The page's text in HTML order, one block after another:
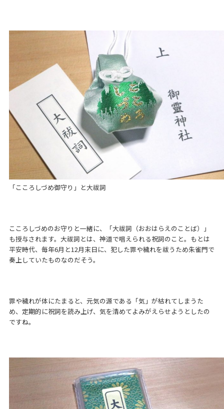
「こころしづめ御守り」と大祓詞
こころしづめのお守りと一緒に、「大祓詞（おおはらえのことば）」
も授与されます。大祓詞とは、神道で唱えられる祝詞のこと。もとは
平安時代、毎年6月と12月末日に、犯した罪や穢れを祓うため朱雀門で
奏上していたものなのだそう。
罪や穢れが体にたまると、元気の源である「気」が枯れてしまうた
め、定期的に祝詞を読み上げ、気を清めてよみがえらせようとしたの
ですね。